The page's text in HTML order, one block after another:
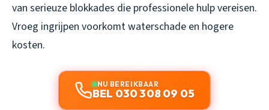
van serieuze blokkades die professionele hulp vereisen.
Vroeg ingrijpen voorkomt waterschade en hogere
kosten.
NU BEREIKBAAR
BEL 030 308 09 05